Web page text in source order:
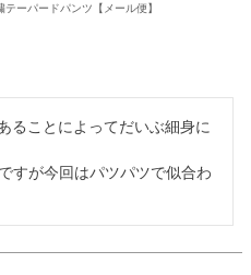
テーパードパンツ【メール便】
ることによってだいぶ細身に
すが今回はパツパツで似合わ